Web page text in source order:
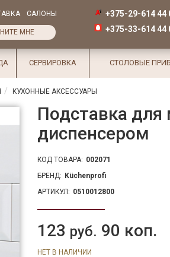
САЛОНЫ
МНЕ
+375-29-614 44
+375-33-614 44
СЕРВИРОВКА СТОЛОВЫЕ
КУХОННЫЕ АКСЕССУАРЫ
Подставка
диспенсером
КОД ТОВАРА: 002071
БРЕНД: Küchenprofi
АРТИКУЛ: 0510012800
123 руб. 90 коп.
НЕТ В НАЛИЧИИ